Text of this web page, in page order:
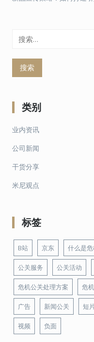
类别
业内资讯
公司新闻
干货分享
米尼观点
标签
B站 京东 什么是
公关服务 公关活动
危机公关处理方案 危
广告 新闻公关 短
视频 负面